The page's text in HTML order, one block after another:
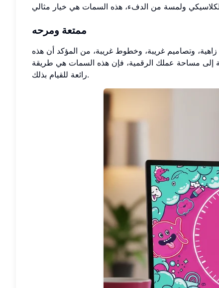
ممتعة ومرحه
وتصاميم غريبة، وخطوط غريبة، من المؤكد أن هذه
مساحة عملك الرقمية، فإن هذه السمات هي طريقة
رائعة للقيام بذلك.